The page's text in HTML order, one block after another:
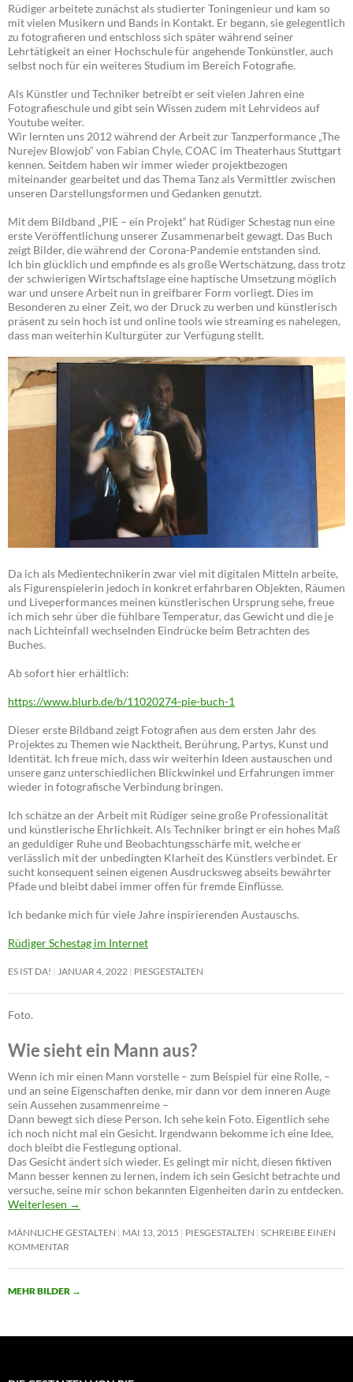
Rüdiger arbeitete zunächst als studierter Toningenieur und kam so
mit vielen Musikern und Bands in Kontakt. Er begann, sie gelegentlich
zu fotografieren und entschloss sich später während seiner
Lehrtätigkeit an einer Hochschule für angehende Tonkünstler, auch
selbst noch für ein weiteres Studium im Bereich Fotografie.
Als Künstler und Techniker betreibt er seit vielen Jahren eine
Fotografieschule und gibt sein Wissen zudem mit Lehrvideos auf
Youtube weiter.
Wir lernten uns 2012 während der Arbeit zur Tanzperformance „The
Nurejev Blowjob“ von Fabian Chyle, COAC im Theaterhaus Stuttgart
kennen. Seitdem haben wir immer wieder projektbezogen
miteinander gearbeitet und das Thema Tanz als Vermittler zwischen
unseren Darstellungsformen und Gedanken genutzt.
Mit dem Bildband „PIE – ein Projekt“ hat Rüdiger Schestag nun eine
erste Veröffentlichung unserer Zusammenarbeit gewagt. Das Buch
zeigt Bilder, die während der Corona-Pandemie entstanden sind.
Ich bin glücklich und empfinde es als große Wertschätzung, dass trotz
der schwierigen Wirtschaftslage eine haptische Umsetzung möglich
war und unsere Arbeit nun in greifbarer Form vorliegt. Dies im
Besonderen zu einer Zeit, wo der Druck zu werben und künstlerisch
präsent zu sein hoch ist und online tools wie streaming es nahelegen,
dass man weiterhin Kulturgüter zur Verfügung stellt.
Da ich als Medientechnikerin zwar viel mit digitalen Mitteln arbeite,
als Figurenspielerin jedoch in konkret erfahrbaren Objekten, Räumen
und Liveperformances meinen künstlerischen Ursprung sehe, freue
ich mich sehr über die fühlbare Temperatur, das Gewicht und die je
nach Lichteinfall wechselnden Eindrücke beim Betrachten des
Buches.
Ab sofort hier erhältlich:
https://www.blurb.de/b/11020274-pie-buch-1
Dieser erste Bildband zeigt Fotografien aus dem ersten Jahr des
Projektes zu Themen wie Nacktheit, Berührung, Partys, Kunst und
Identität. Ich freue mich, dass wir weiterhin Ideen austauschen und
unsere ganz unterschiedlichen Blickwinkel und Erfahrungen immer
wieder in fotografische Verbindung bringen.
Ich schätze an der Arbeit mit Rüdiger seine große Professionalität
und künstlerische Ehrlichkeit. Als Techniker bringt er ein hohes Maß
an geduldiger Ruhe und Beobachtungsschärfe mit, welche er
verlässlich mit der unbedingten Klarheit des Künstlers verbindet. Er
sucht konsequent seinen eigenen Ausdrucksweg abseits bewährter
Pfade und bleibt dabei immer offen für fremde Einflüsse.
Ich bedanke mich für viele Jahre inspirierenden Austauschs.
Rüdiger Schestag im Internet
ES IST DA! JANUAR 4, 2022 PIESGESTALTEN
Foto.
Wie sieht ein Mann aus?
Wenn ich mir einen Mann vorstelle – zum Beispiel für eine Rolle, –
und an seine Eigenschaften denke, mir dann vor dem inneren Auge
sein Aussehen zusammenreime –
Dann bewegt sich diese Person. Ich sehe kein Foto. Eigentlich sehe
ich noch nicht mal ein Gesicht. Irgendwann bekomme ich eine Idee,
doch bleibt die Festlegung optional.
Das Gesicht ändert sich wieder. Es gelingt mir nicht, diesen fiktiven
Mann besser kennen zu lernen, indem ich sein Gesicht betrachte und
versuche, seine mir schon bekannten Eigenheiten darin zu entdecken.
Weiterlesen →
MÄNNLICHE GESTALTEN MAI 13, 2015 PIESGESTALTEN SCHREIBE EINEN
KOMMENTAR
MEHR BILDER →